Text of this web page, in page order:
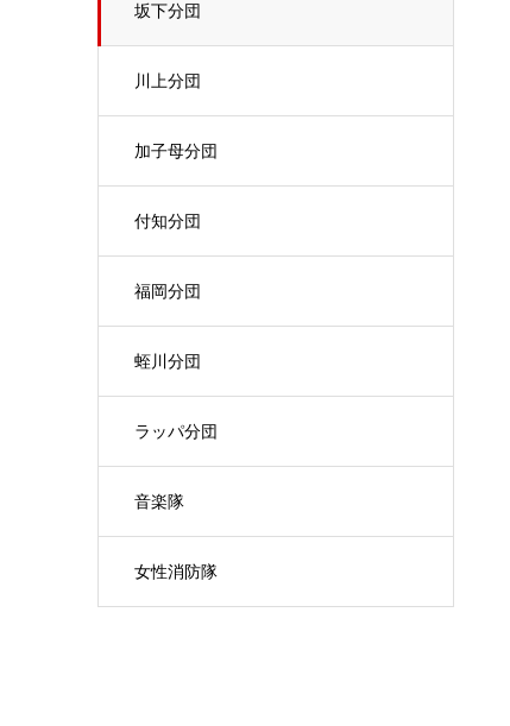
坂下分団
川上分団
加子母分団
付知分団
福岡分団
蛭川分団
ラッパ分団
音楽隊
女性消防隊